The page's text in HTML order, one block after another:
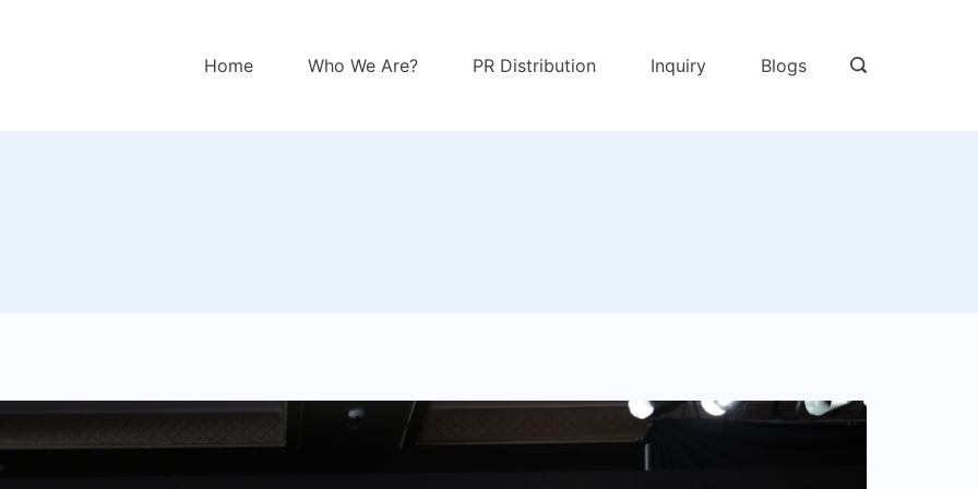
Home Who We Are? PR Distribution Inquiry Blogs